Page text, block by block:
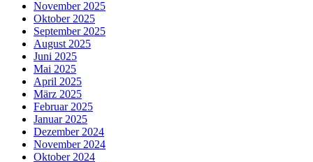
November 2025
Oktober 2025
September 2025
August 2025
Juni 2025
Mai 2025
April 2025
März 2025
Februar 2025
Januar 2025
Dezember 2024
November 2024
Oktober 2024